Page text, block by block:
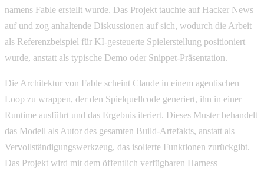
namens Fable erstellt wurde. Das Projekt tauchte auf Hacker News
auf und zog anhaltende Diskussionen auf sich, wodurch die Arbeit
als Referenzbeispiel für KI-gesteuerte Spielerstellung positioniert
wurde, anstatt als typische Demo oder Snippet-Präsentation.
Die Architektur von Fable scheint Claude in einem agentischen
Loop zu wrappen, der den Spielquellcode generiert, ihn in einer
Runtime ausführt und das Ergebnis iteriert. Dieses Muster behandelt
das Modell als Autor des gesamten Build-Artefakts, anstatt als
Vervollständigungswerkzeug, das isolierte Funktionen zurückgibt.
Das Projekt wird mit dem öffentlich verfügbaren Harness